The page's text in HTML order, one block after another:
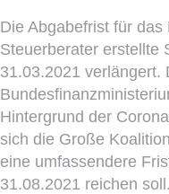
Die Abgabefrist für
Steuerberater erstellte
31.03.2021 verlängert.
Hintergrund der
sich die Große
eine umfassendere
31.08.2021 reichen soll.